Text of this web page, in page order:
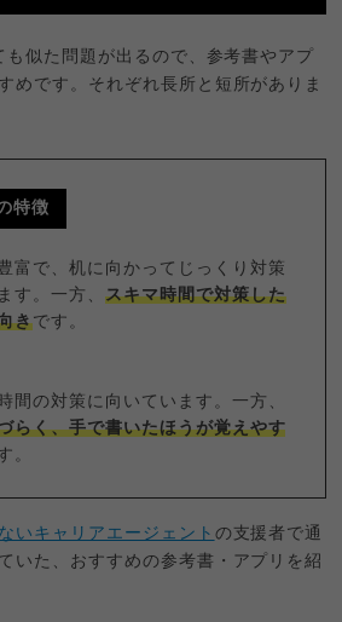
も似た問題が出るので、参考書やアプ
めです。それぞれ長所と短所がありま
特徴
富で、机に向かってじっくり対策
す。一方、 スキマ時間で対策した
きです。
間の対策に向いています。一方、
らく、手で書いたほうが覚えやす
。
いキャリアエージェント の支援者で通
いた、おすすめの参考書・アプリを紹